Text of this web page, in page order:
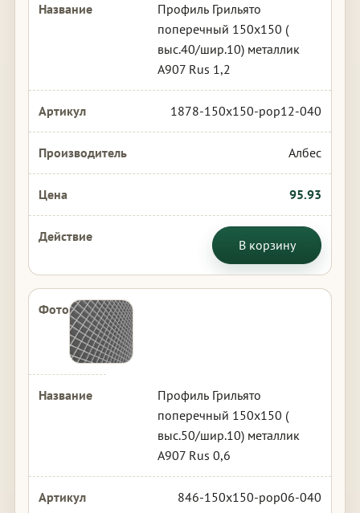
Профиль Грильято
поперечный 150х150 (
выс.40/шир.10) металлик
А907 Rus 1,2
1878-150x150-pop12-040
Албес
95.93
В корзину
Профиль Грильято
поперечный 150х150 (
выс.50/шир.10) металлик
А907 Rus 0,6
846-150x150-pop06-040